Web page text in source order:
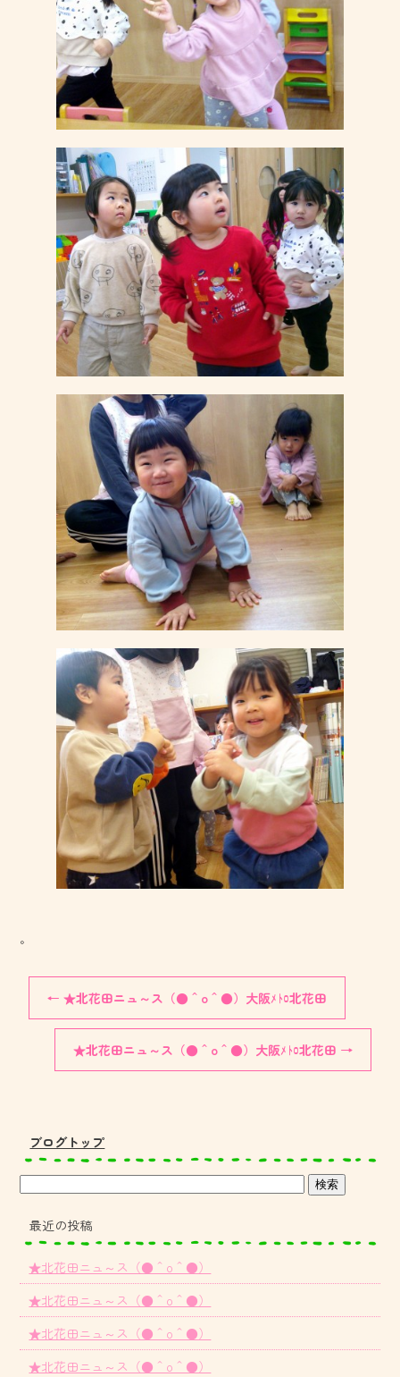
。
← ★北花田ニュ～ス（●＾o＾●）大阪ﾒﾄﾛ北花田
★北花田ニュ～ス（●＾o＾●）大阪ﾒﾄﾛ北花田 →
ブログトップ
最近の投稿
★北花田ニュ～ス（●＾o＾●）
★北花田ニュ～ス（●＾o＾●）
★北花田ニュ～ス（●＾o＾●）
★北花田ニュ～ス（●＾o＾●）